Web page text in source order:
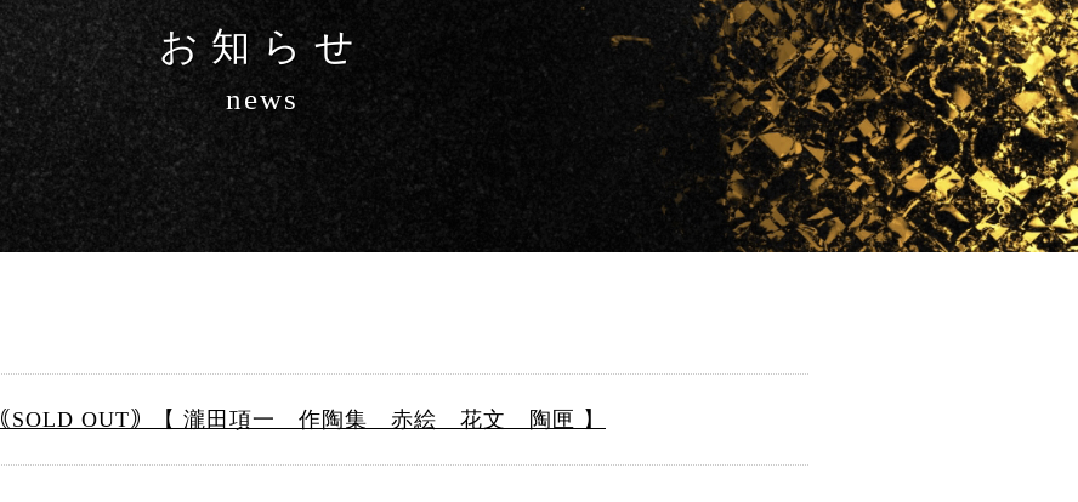
お知らせ
news
｟SOLD OUT｠【 瀧田項一 作陶集 赤絵 花文 陶匣 】